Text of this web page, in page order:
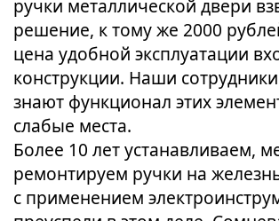
ручки металлической двери
решение, к тому же 2000
цена удобной эксплуатации
конструкции. Наши
знают функционал этих
слабые места.
Более 10 лет устанавливаем,
ремонтируем ручки на
с применением